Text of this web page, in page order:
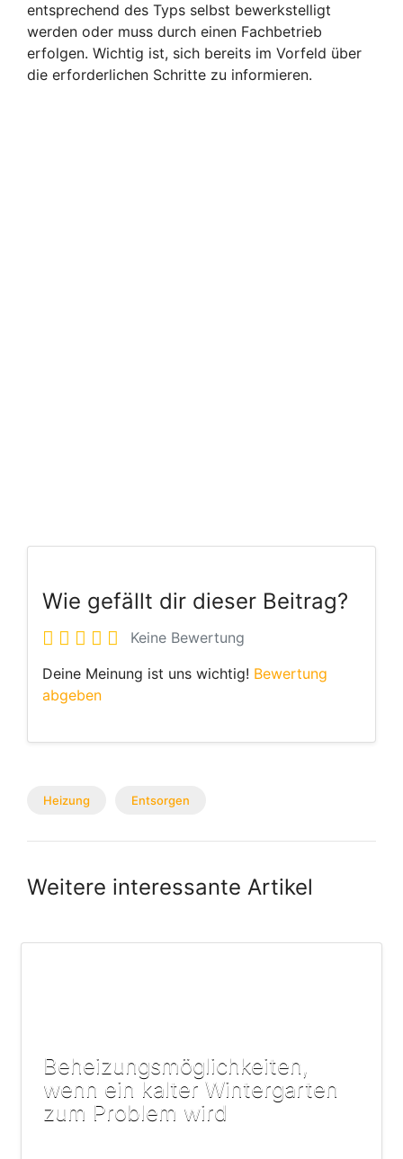
entsprechend des Typs selbst bewerkstelligt
werden oder muss durch einen Fachbetrieb
erfolgen. Wichtig ist, sich bereits im Vorfeld über
die erforderlichen Schritte zu informieren.
Wie gefällt dir dieser Beitrag?
Keine Bewertung
Deine Meinung ist uns wichtig! Bewertung
abgeben
Heizung Entsorgen
Weitere interessante Artikel
Beheizungsmöglichkeiten,
wenn ein kalter Wintergarten
zum Problem wird